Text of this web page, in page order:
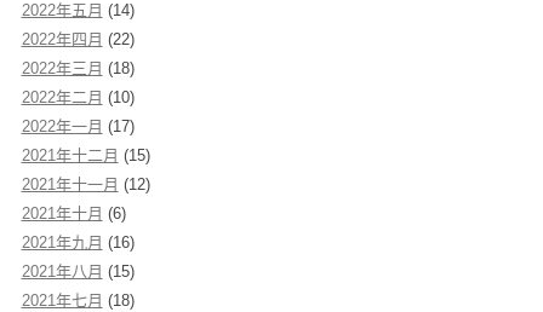
2022年五月 (14)
2022年四月 (22)
2022年三月 (18)
2022年二月 (10)
2022年一月 (17)
2021年十二月 (15)
2021年十一月 (12)
2021年十月 (6)
2021年九月 (16)
2021年八月 (15)
2021年七月 (18)